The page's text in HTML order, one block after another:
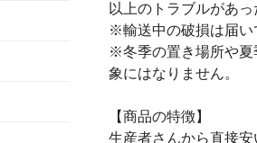
以上のトラブルがあ
※輸送中の破損は届い
※冬季の置き場所や夏
象にはなりません。
【商品の特徴】
生産者さんから直接